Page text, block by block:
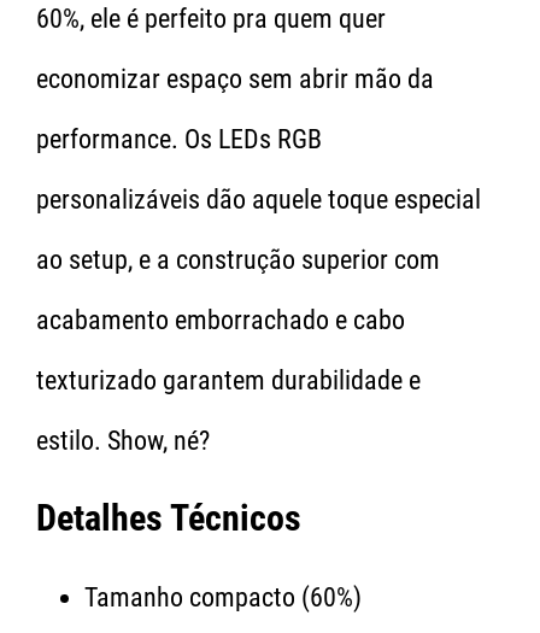
60%, ele é perfeito pra quem quer
economizar espaço sem abrir mão da
performance. Os LEDs RGB
personalizáveis dão aquele toque especial
ao setup, e a construção superior com
acabamento emborrachado e cabo
texturizado garantem durabilidade e
estilo. Show, né?
Detalhes Técnicos
Tamanho compacto (60%)